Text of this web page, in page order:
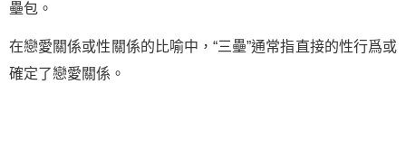
壘包。
在戀愛關係或性關係的比喻中，“三壘”通常指直接的性行爲或
確定了戀愛關係。